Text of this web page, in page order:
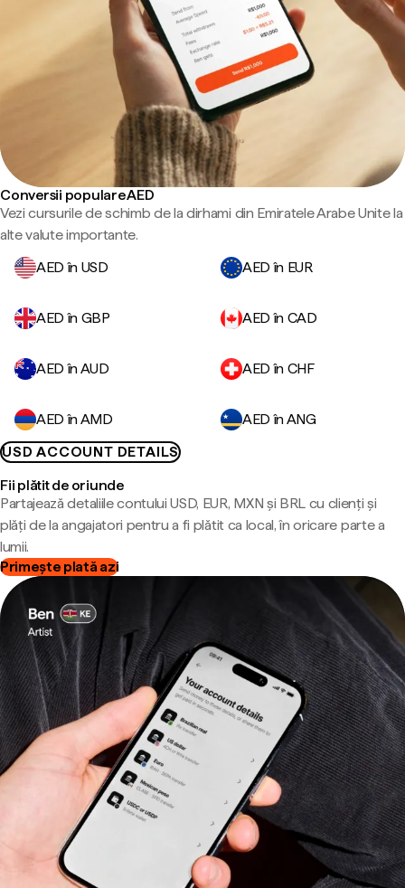
Conversii populare AED
Vezi cursurile de schimb de la dirhami din Emiratele Arabe Unite la
alte valute importante.
AED în USD
AED în EUR
AED în GBP AED în CAD
AED în AUD AED în CHF
AED în AMD
AED în ANG
USD ACCOUNT DETAILS
Fii plătit de oriunde
Partajează detaliile contului USD, EUR, MXN și BRL cu clienți și
plăți de la angajatori pentru a fi plătit ca local, în oricare parte a
lumii.
Primește plată azi